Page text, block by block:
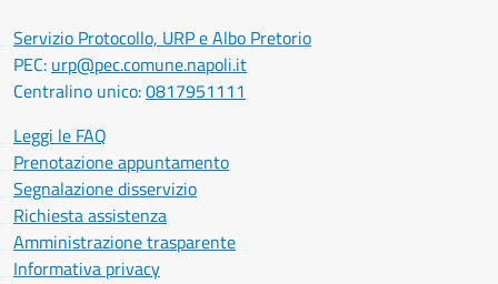
Servizio Protocollo, URP e Albo Pretorio
PEC: urp@pec.comune.napoli.it
Centralino unico:0817951111
Leggi le FAQ
Prenotazione appuntamento
Segnalazione disservizio
Richiesta assistenza
Amministrazione trasparente
Informativa privacy